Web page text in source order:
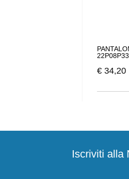
€ 34,20
Iscriviti alla